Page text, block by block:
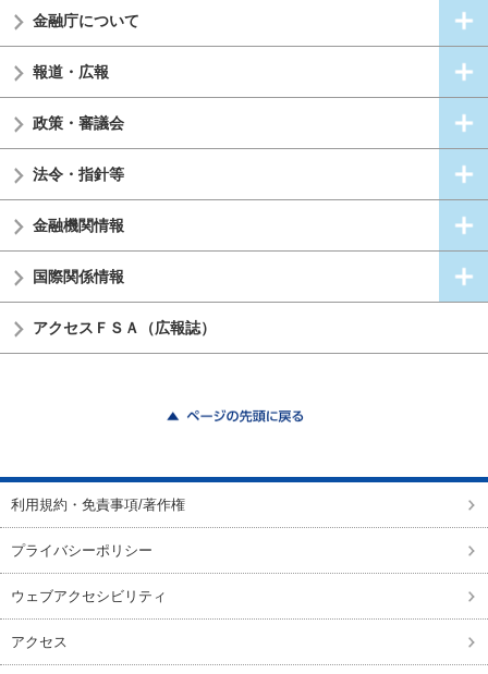
金融庁について
報道・広報
政策・審議会
法令・指針等
金融機関情報
国際関係情報
アクセスＦＳＡ（広報誌）
利用規約・免責事項/著作権
プライバシーポリシー
ウェブアクセシビリティ
アクセス